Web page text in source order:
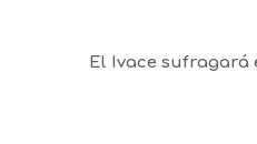
El Ivace